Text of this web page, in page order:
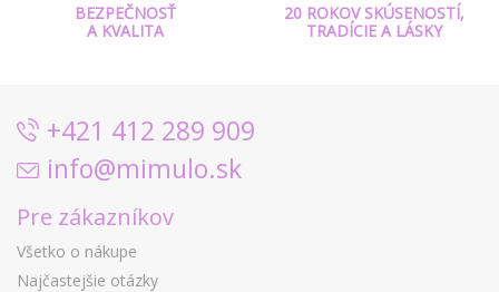
BEZPEČNOSŤ
A KVALITA
20 ROKOV SKÚSENOSTÍ,
TRADÍCIE A LÁSKY
+421 412 289 909
info@mimulo.sk
Pre zákazníkov
Všetko o nákupe
Najčastejšie otázky